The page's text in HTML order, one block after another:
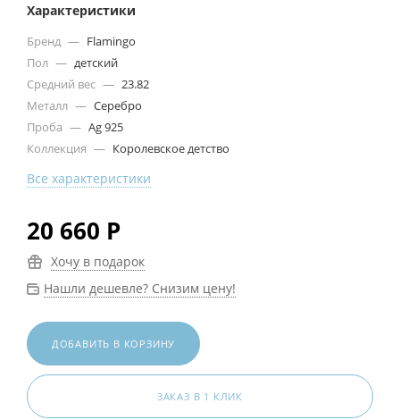
Характеристики
Бренд — Flamingo
Пол — детский
Средний вес — 23.82
Металл — Серебро
Проба — Ag 925
Коллекция — Королевское детство
Все характеристики
20 660 Р
Хочу в подарок
Нашли дешевле? Снизим цену!
ДОБАВИТЬ В КОРЗИНУ
ЗАКАЗ В 1 КЛИК